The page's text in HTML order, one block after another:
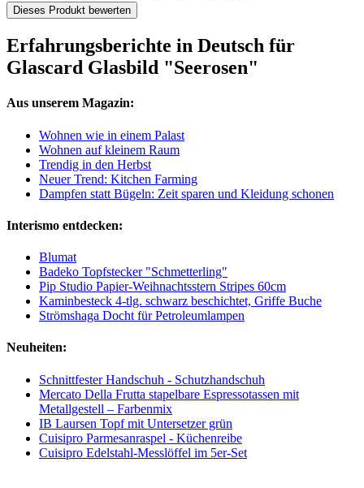
Dieses Produkt bewerten
Erfahrungsberichte in Deutsch für
Glascard Glasbild "Seerosen"
Aus unserem Magazin:
Wohnen wie in einem Palast
Wohnen auf kleinem Raum
Trendig in den Herbst
Neuer Trend: Kitchen Farming
Dampfen statt Bügeln: Zeit sparen und Kleidung schonen
Interismo entdecken:
Blumat
Badeko Topfstecker "Schmetterling"
Pip Studio Papier-Weihnachtsstern Stripes 60cm
Kaminbesteck 4-tlg. schwarz beschichtet, Griffe Buche
Strömshaga Docht für Petroleumlampen
Neuheiten:
Schnittfester Handschuh - Schutzhandschuh
Mercato Della Frutta stapelbare Espressotassen mit
Metallgestell – Farbenmix
IB Laursen Topf mit Untersetzer grün
Cuisipro Parmesanraspel - Küchenreibe
Cuisipro Edelstahl-Messlöffel im 5er-Set